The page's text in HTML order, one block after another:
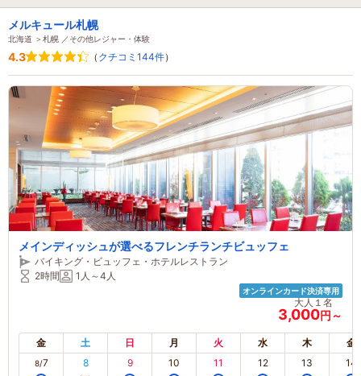
メルキュール札幌
北海道 ＞札幌 ／その他レジャー・体験
4.3 （ クチコミ144件）
メインディッシュが選べるフレンチランチビュッフェ
バイキング・ビュッフェ・ホテルレストラン
2時間
1人～4人
オンラインカード決済専用
大人１名
3,000円～
金 土 日 月 火 水 木 金
8/7 8 9 10 11 12 13 14